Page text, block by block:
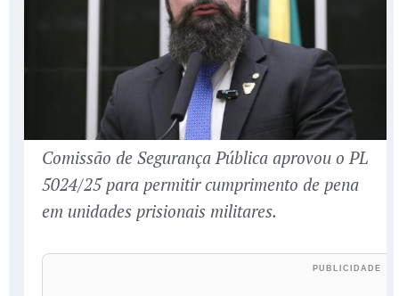
Comissão de Segurança Pública aprovou o PL
5024/25 para permitir cumprimento de pena
em unidades prisionais militares.